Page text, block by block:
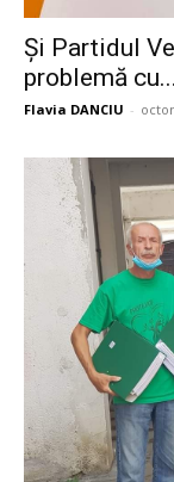
Și Partidul
problemă cu...
Flavia DANCIU -